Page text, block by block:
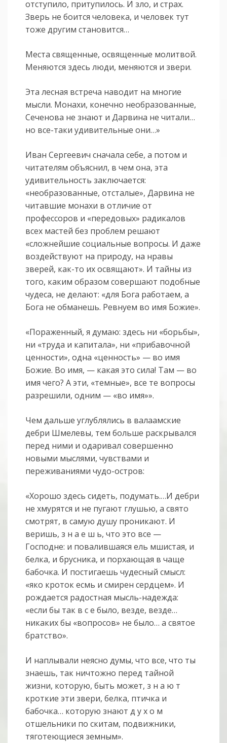
отступило, притупилось. И зло, и страх.
Зверь не боится человека, и человек тут
тоже другим становится…
Места священные, освященные молитвой.
Меняются здесь люди, меняются и звери.
Эта лесная встреча наводит на многие
мысли. Монахи, конечно необразованные,
Сеченова не знают и Дарвина не читали…
но все-таки удивительные они…»
Иван Сергеевич сначала себе, а потом и
читателям объяснил, в чем она, эта
удивительность заключается:
«необразованные, отсталые», Дарвина не
читавшие монахи в отличие от
профессоров и «передовых» радикалов
всех мастей без проблем решают
«сложнейшие социальные вопросы. И даже
воздействуют на природу, на нравы
зверей, как-то их освящают». И тайны из
того, каким образом совершают подобные
чудеса, не делают: «для Бога работаем, а
Бога не обманешь. Ревнуем во имя Божие».
«Пораженный, я думаю: здесь ни «борьбы»,
ни «труда и капитала», ни «прибавочной
ценности», одна «ценность» — во имя
Божие. Во имя, — какая это сила! Там — во
имя чего? А эти, «темные», все те вопросы
разрешили, одним — «во имя»».
Чем дальше углублялись в валаамские
дебри Шмелевы, тем больше раскрывался
перед ними и одаривал совершенно
новыми мыслями, чувствами и
переживаниями чудо-остров:
«Хорошо здесь сидеть, подумать.…И дебри
не хмурятся и не пугают глушью, а свято
смотрят, в самую душу проникают. И
веришь, з н а е ш ь, что это все —
Господне: и повалившаяся ель мшистая, и
белка, и брусника, и порхающая в чаще
бабочка. И постигаешь чудесный смысл:
«яко кроток есмь и смирен сердцем». И
рождается радостная мысль-надежда:
«если бы так в с е было, везде, везде…
никаких бы «вопросов» не было… а святое
братство».
И наплывали неясно думы, что все, что ты
знаешь, так ничтожно перед тайной
жизни, которую, быть может, з н а ю т
кроткие эти звери, белка, птичка и
бабочка… которую знают д у х о м
отшельники по скитам, подвижники,
тяготеющиеся земным».